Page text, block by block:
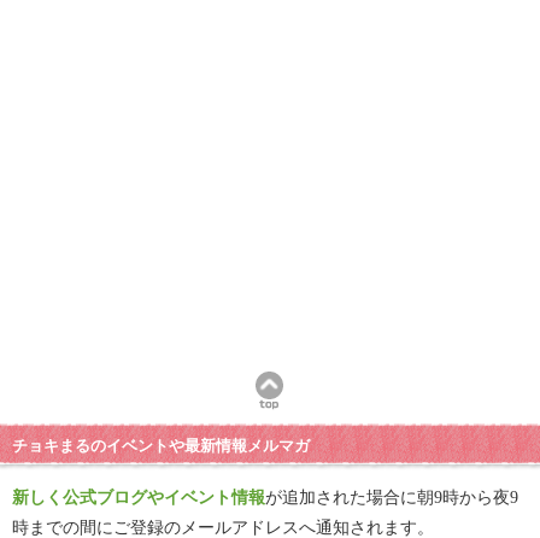
チョキまるのイベントや最新情報メルマガ
新しく公式ブログやイベント情報が追加された場合に朝9時から夜9
時までの間にご登録のメールアドレスへ通知されます。